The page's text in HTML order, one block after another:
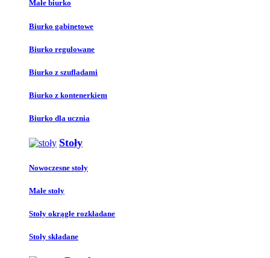
Małe biurko
Biurko gabinetowe
Biurko regulowane
Biurko z szufladami
Biurko z kontenerkiem
Biurko dla ucznia
Stoły
Nowoczesne stoły
Małe stoły
Stoły okrągłe rozkładane
Stoły składane